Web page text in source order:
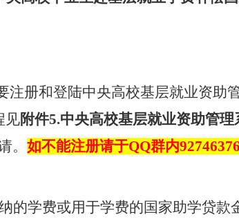
注册和登陆中央高校基层就业资助
见附件5.中央高校基层就业资助管
。 如不能注册请于QQ群内
的学费或用于学费的国家助学贷款